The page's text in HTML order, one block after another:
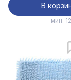
В
мин. 12